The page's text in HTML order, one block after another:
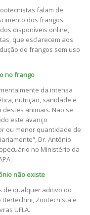
falam de
dos frangos
disponíveis online,
que esclarecem aos
de frangos sem uso
no frango
da intensa
nutrição, sanidade e
animais. Não se
este avanço
ou menor quantidade de
Dr. Antônio
no Ministério da
não existe
de qualquer aditivo do
Zootecnista e
UFLA.